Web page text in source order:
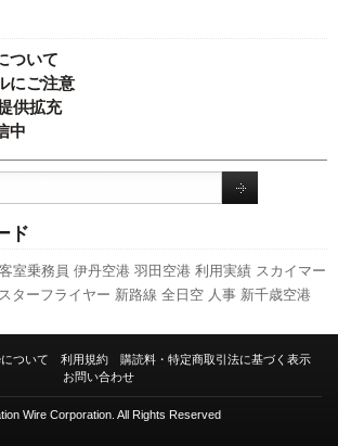
ついて
にご注意
供拡充
中
ド
客室乗務員 伊丹空港 羽田空港 利用実績 スカイマー
スターフライヤー 新路線 全日空 人事 新千歳空港
ボーイング 新型コロナウイルス 日本航空 LCC
ついて 利用規約
購読料・特定商取引法に基づく表示
お問い合わせ
Wire Corporation. All Rights Reserved